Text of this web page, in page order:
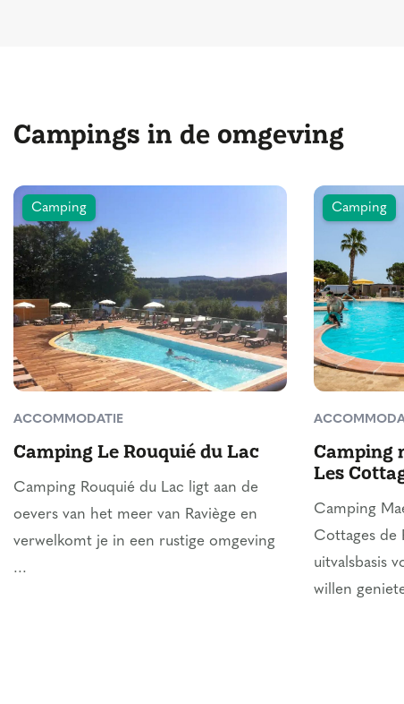
Campings in de omgeving
Camping
ACCOMMODATIE
Camping Le Rouquié du Lac
Camping Rouquié du Lac ligt aan de
oevers van het meer van Raviège en
verwelkomt je in een rustige omgeving
...
Camping
Camping
Les
Camping
Cottages de
uitvalsbasis
willen